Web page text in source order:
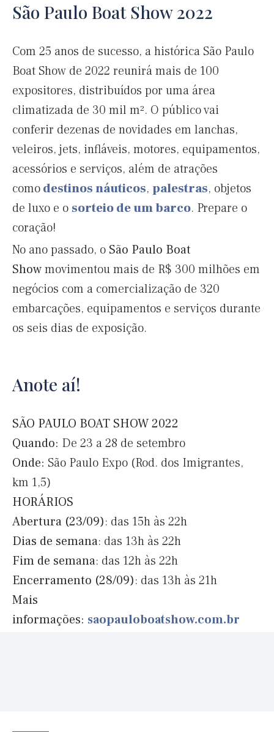
São Paulo Boat Show 2022
Com 25 anos de sucesso, a histórica São Paulo
Boat Show de 2022 reunirá mais de 100
expositores, distribuídos por uma área
climatizada de 30 mil m². O público vai
conferir dezenas de novidades em lanchas,
veleiros, jets, infláveis, motores, equipamentos,
acessórios e serviços, além de atrações
comodestinos náuticos, palestras, objetos
de luxo e o sorteio de um barco. Prepare o
coração!
No ano passado, o São Paulo Boat
Showmovimentou mais de R$ 300 milhões em
negócios com a comercialização de 320
embarcações, equipamentos e serviços durante
os seis dias de exposição.
Anote aí!
SÃO PAULO BOAT SHOW 2022
Quando: De 23 a 28 de setembro
Onde: São Paulo Expo (Rod. dos Imigrantes,
km 1,5)
HORÁRIOS
Abertura (23/09): das 15h às 22h
Dias de semana: das 13h às 22h
Fim de semana: das 12h às 22h
Encerramento (28/09): das 13h às 21h
Mais
informações: saopauloboatshow.com.br